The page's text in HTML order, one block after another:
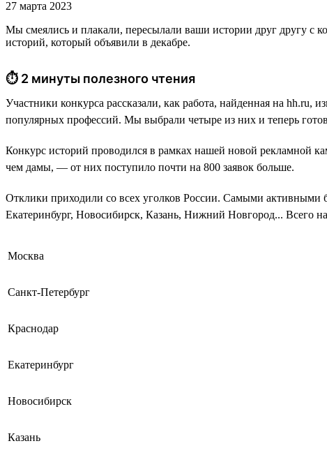
27 марта 2023
Мы смеялись и плакали, пересылали ваши истории друг другу с
историй, который объявили в декабре.
⏱ 2 минуты полезного чтения
Участники конкурса рассказали, как работа, найденная на hh.ru,
популярных профессий. Мы выбрали четыре из них и теперь
Конкурс историй проводился в рамках нашей новой рекламной
чем дамы, — от них поступило почти на 800 заявок больше.
Отклики приходили со всех уголков России. Самыми
Екатеринбург, Новосибирск, Казань, Нижний Новгород... Всего
Москва
Санкт-Петербург
Краснодар
Екатеринбург
Новосибирск
Казань